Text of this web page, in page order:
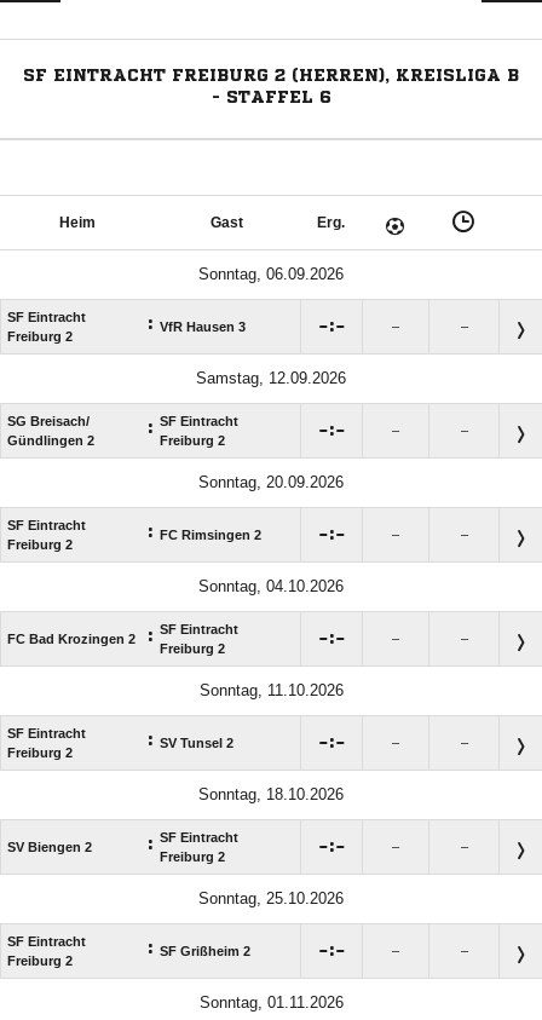
SF EINTRACHT FREIBURG 2 (HERREN), KREISLIGA B
- STAFFEL 6
Heim Gast Erg.
Sonntag, 06.09.2026
SF Eintracht
Freiburg 2
: VfR Hausen 3 : – –
Samstag, 12.09.2026
SG Breisach/​
Gündlingen 2
: SF Eintracht
Freiburg 2
: – –
Sonntag, 20.09.2026
SF Eintracht
Freiburg 2
: FC Rimsingen 2 : – –
Sonntag, 04.10.2026
FC Bad Krozingen 2 : SF Eintracht
Freiburg 2
: – –
Sonntag, 11.10.2026
SF Eintracht
Freiburg 2
: SV Tunsel 2 : – –
Sonntag, 18.10.2026
SV Biengen 2 : SF Eintracht
Freiburg 2
: – –
Sonntag, 25.10.2026
SF Eintracht
Freiburg 2
: SF Grißheim 2 : – –
Sonntag, 01.11.2026